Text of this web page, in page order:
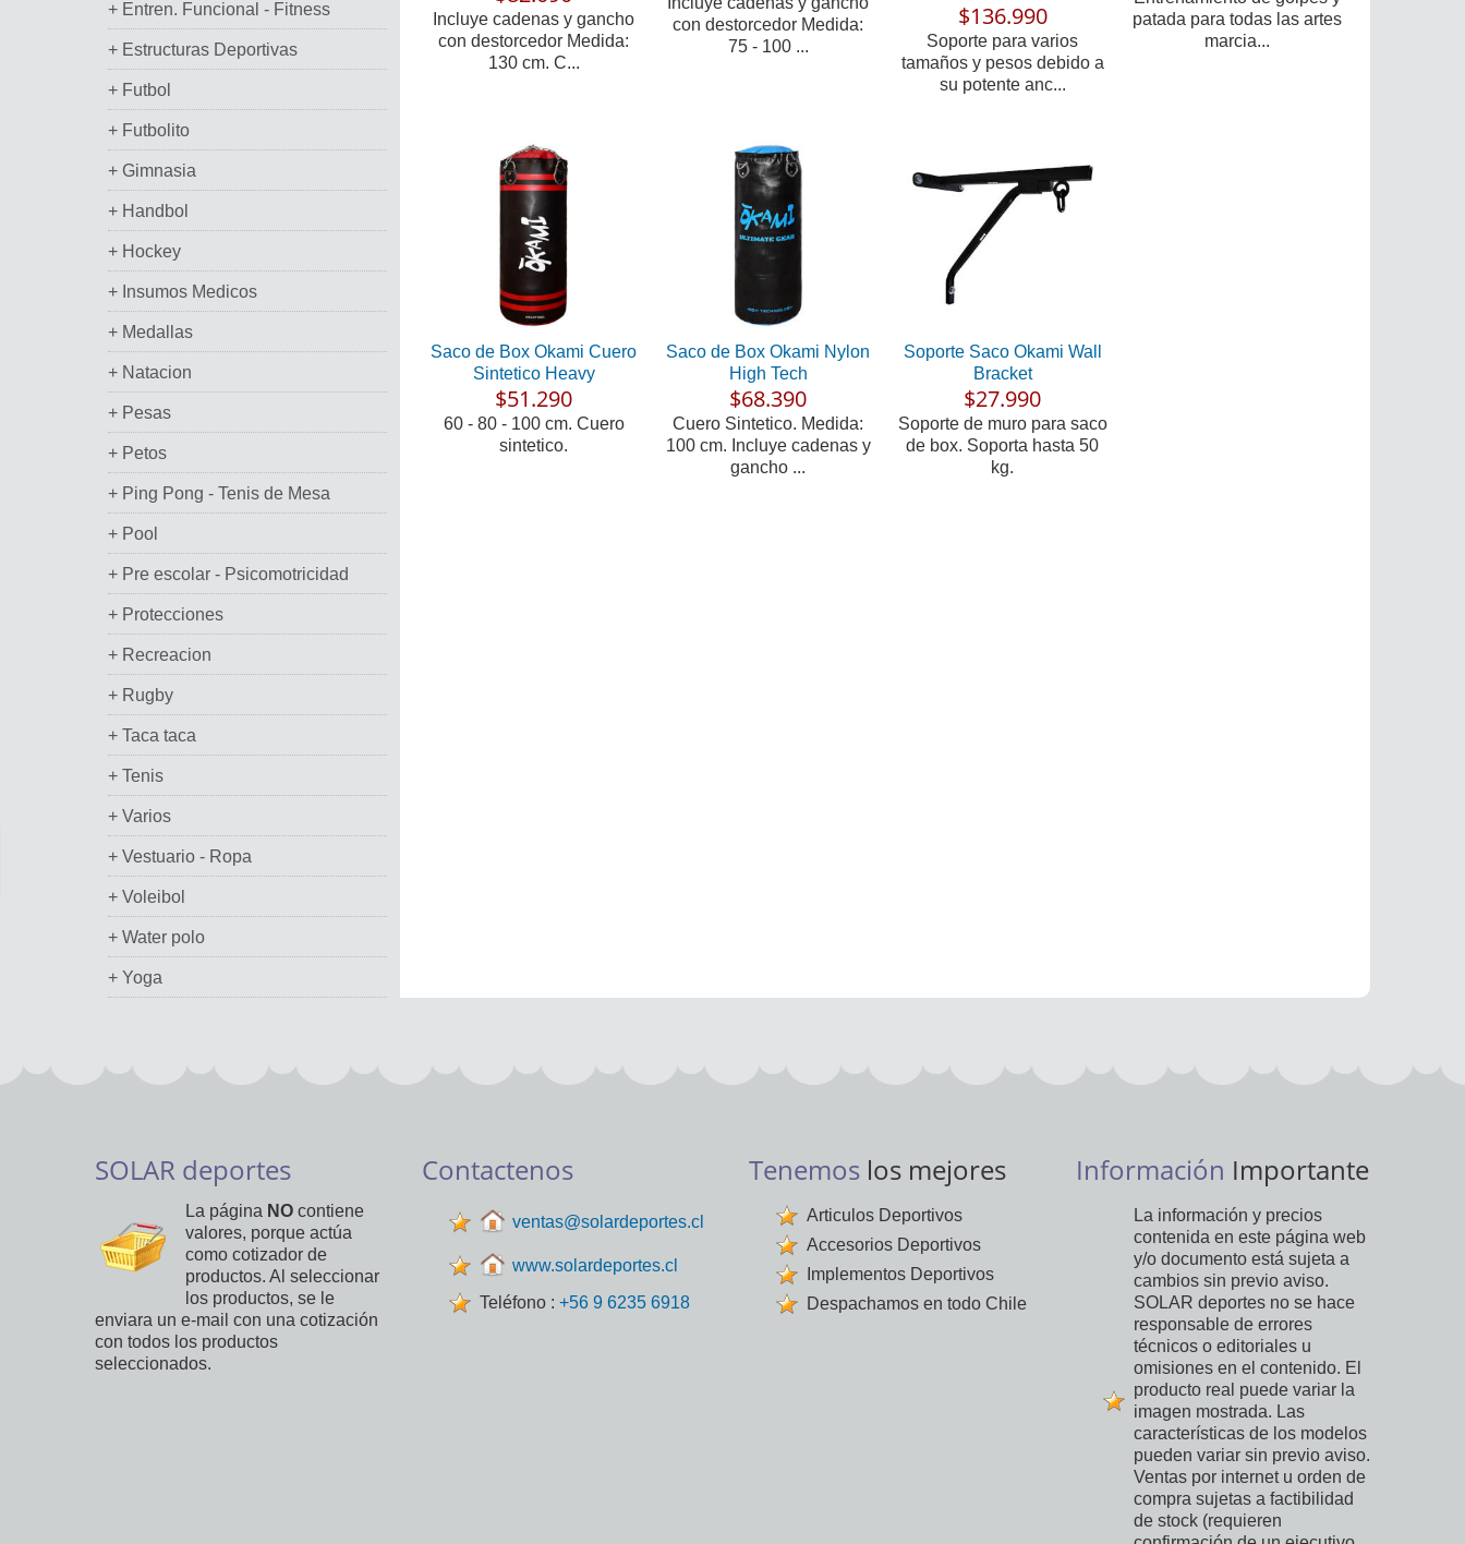
+ Entren. Funcional - Fitness
+ Estructuras Deportivas
+ Futbol
+ Futbolito
+ Gimnasia
+ Handbol
+ Hockey
+ Insumos Medicos
+ Medallas
+ Natacion
+ Pesas
+ Petos
+ Ping Pong - Tenis de Mesa
+ Pool
+ Pre escolar - Psicomotricidad
+ Protecciones
+ Recreacion
+ Rugby
+ Taca taca
+ Tenis
+ Varios
+ Vestuario - Ropa
+ Voleibol
+ Water polo
+ Yoga
Incluye cadenas y gancho
con destorcedor Medida:
130 cm. C...
con destorcedor Medida:
75 - 100 ...
$136.990
Soporte para varios
tamaños y pesos debido a
su potente anc...
patada para todas las artes
marcia...
Saco de Box Okami Cuero
Sintetico Heavy
$51.290
60 - 80 - 100 cm. Cuero
sintetico.
Saco de Box Okami Nylon
High Tech
$68.390
Cuero Sintetico. Medida:
100 cm. Incluye cadenas y
gancho ...
Soporte Saco Okami Wall
Bracket
$27.990
Soporte de muro para saco
de box. Soporta hasta 50
kg.
SOLAR deportes
La página NO contiene
valores, porque actúa
como cotizador de
productos. Al seleccionar
los productos, se le
enviara un e-mail con una cotización
con todos los productos
seleccionados.
Contactenos
ventas@solardeportes.cl
www.solardeportes.cl
Teléfono : +56 9 6235 6918
Tenemos los mejores
Articulos Deportivos
Accesorios Deportivos
Implementos Deportivos
Despachamos en todo Chile
Información Importante
La información y precios
contenida en este página web
y/o documento está sujeta a
cambios sin previo aviso.
SOLAR deportes no se hace
responsable de errores
técnicos o editoriales u
omisiones en el contenido. El
producto real puede variar la
imagen mostrada. Las
características de los modelos
pueden variar sin previo aviso.
Ventas por internet u orden de
compra sujetas a factibilidad
de stock (requieren